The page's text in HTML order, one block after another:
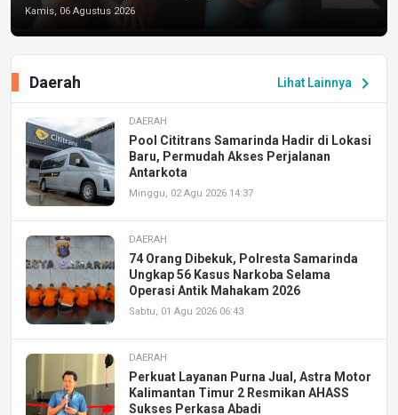
Kamis, 06 Agustus 2026
Lihat Lainnya chevron_right
Daerah
DAERAH
Pool Cititrans Samarinda Hadir di Lokasi
Baru, Permudah Akses Perjalanan
Antarkota
Minggu, 02 Agu 2026 14:37
DAERAH
74 Orang Dibekuk, Polresta Samarinda
Ungkap 56 Kasus Narkoba Selama
Operasi Antik Mahakam 2026
Sabtu, 01 Agu 2026 06:43
DAERAH
Perkuat Layanan Purna Jual, Astra Motor
Kalimantan Timur 2 Resmikan AHASS
Sukses Perkasa Abadi